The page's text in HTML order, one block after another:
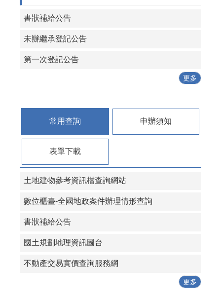
書狀補給公告
未辦繼承登記公告
第一次登記公告
更多
常用查詢 申辦須知
表單下載
土地建物參考資訊檔查詢網站
數位櫃臺-全國地政案件辦理情形查詢
書狀補給公告
國土規劃地理資訊圖台
不動產交易實價查詢服務網
更多